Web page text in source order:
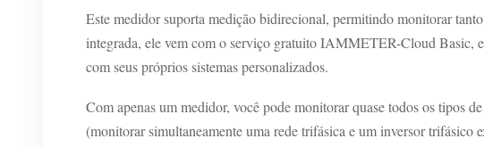
Este medidor suporta medição bidirecional, permitindo monitorar
integrada, ele vem com o serviço gratuito IAMMETER-Cloud Basic,
com seus próprios sistemas personalizados.
Com apenas um medidor, você pode monitorar quase todos os tipos
(monitorar simultaneamente uma rede trifásica e um inversor trifásico